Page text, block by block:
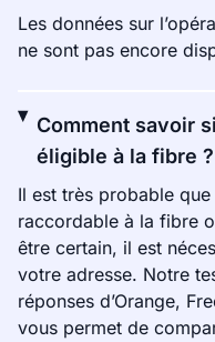
Les données sur
ne sont pas encore
Comment savoir
éligible à la fibre ?
Il est très probable
raccordable à la fibre
être certain, il est
votre adresse. Notre
réponses d’Orange,
vous permet de